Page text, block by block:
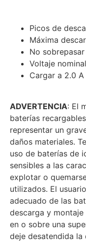
Picos de
Máxima
No
Voltaje
Cargar a 2.0
ADVERTENCIA: El
baterías
representar un
daños materiales.
uso de baterías de
sensibles a las
explotar o
utilizados. El
adecuado de las
descarga y montaje
en o sobre una
deje desatendida